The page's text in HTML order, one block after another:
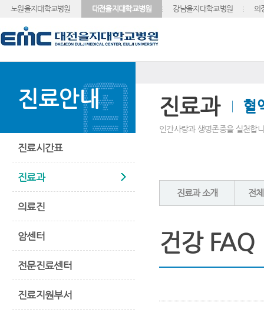
노원을지대학교병원 대전을지대학교병원 강남을지대학교병원 의
진료안내
진료시간표
진료과
의료진
암센터
전문진료센터
진료지원부서
진료과 혈
인간사랑과 생명존중을 실천합
진료과 소개 전
건강 FAQ